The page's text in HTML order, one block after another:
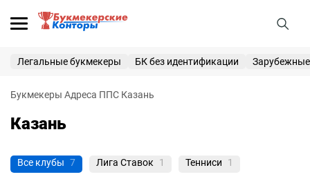
25 000 ₽
Букмекерские конторы
Приветственные бонусы
ВходРегистрация
Легальные букмекеры БК без идентификации
Букмекеры Адреса ППС Казань
Казань
Все клубы 7 Лига Ставок 1 Тенниси 1